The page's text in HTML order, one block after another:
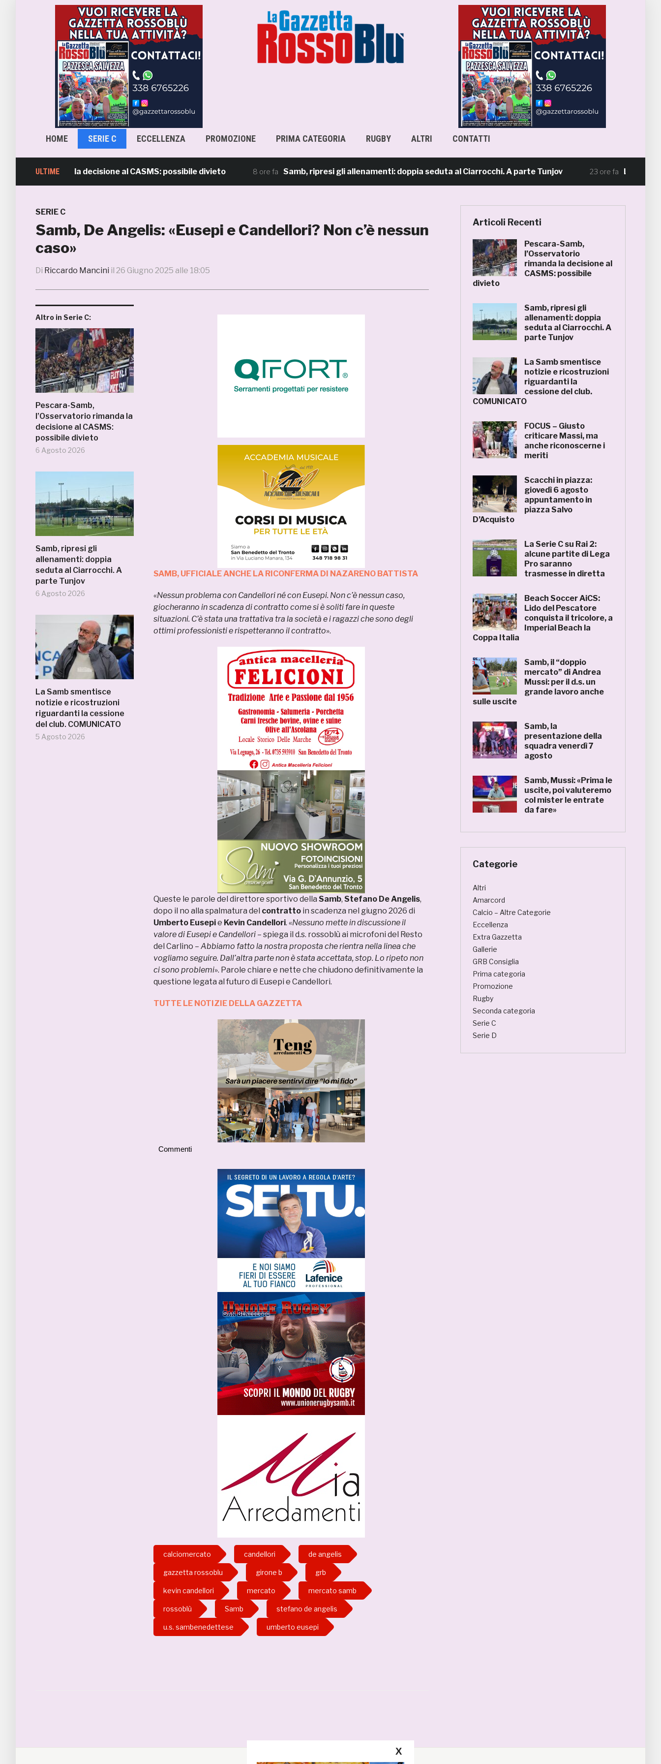
HOME SERIE C ECCELLENZA PROMOZIONE PRIMA CATEGORIA RUGBY ALTRI CONTATTI
ULTIME
rimanda la decisione al CASMS: possibile divieto 8 ore fa Samb, ripresi gli allenamenti: doppia seduta al Ciarrocchi. A parte Tunjov 23 ore fa La Samb
SERIE C
Samb, De Angelis: «Eusepi e Candellori? Non c’è nessun
caso»
Di Riccardo Mancini il 26 Giugno 2025 alle 18:05
Altro in Serie C:
Pescara-Samb,
l’Osservatorio rimanda la
decisione al CASMS:
possibile divieto
6 Agosto 2026
Samb, ripresi gli
allenamenti: doppia
seduta al Ciarrocchi. A
parte Tunjov
6 Agosto 2026
La Samb smentisce
notizie e ricostruzioni
riguardanti la cessione
del club. COMUNICATO
5 Agosto 2026
SAMB, UFFICIALE ANCHE LA RICONFERMA DI NAZARENO BATTISTA
«Nessun problema con Candellori né con Eusepi. Non c’è nessun caso,
giocheranno in scadenza di contratto come si è soliti fare in queste
situazioni. C’è stata una trattativa tra la società e i ragazzi che sono degli
ottimi professionisti e rispetteranno il contratto».
Queste le parole del direttore sportivo della Samb, Stefano DeAngelis,
dopo il no alla spalmatura del contratto in scadenza nel giugno 2026 di
Umberto Eusepie Kevin Candellori. «Nessuno mette in discussione il
valore di Eusepi e Candellori – spiega il d.s. rossoblù ai microfoni del Resto
del Carlino – Abbiamo fatto la nostra proposta che rientra nella linea che
vogliamo seguire. Dall’altra parte non è stata accettata, stop. Lo ripeto non
ci sono problemi». Parole chiare e nette che chiudono definitivamente la
questione legata al futuro di Eusepi e Candellori.
TUTTE LE NOTIZIE DELLA GAZZETTA
Commenti
calciomercato candellori de angelis
gazzetta rossoblu girone b grb
kevin candellori mercato mercato samb
rossoblù Samb stefano de angelis
u.s. sambenedettese umberto eusepi
Articoli Recenti
Pescara-Samb,
l’Osservatorio
rimanda la decisione al
CASMS: possibile
divieto
Samb, ripresi gli
allenamenti: doppia
seduta al Ciarrocchi. A
parte Tunjov
La Samb smentisce
notizie e ricostruzioni
riguardanti la
cessione del club.
COMUNICATO
FOCUS – Giusto
criticare Massi, ma
anche riconoscerne i
meriti
Scacchi in piazza:
giovedì 6 agosto
appuntamento in
piazza Salvo
D’Acquisto
La Serie C su Rai 2:
alcune partite di Lega
Pro saranno
trasmesse in diretta
Beach Soccer AiCS:
Lido del Pescatore
conquista il tricolore, a
Imperial Beach la
Coppa Italia
Samb, il “doppio
mercato” di Andrea
Mussi: per il d.s. un
grande lavoro anche
sulle uscite
Samb, la
presentazione della
squadra venerdì 7
agosto
Samb, Mussi: «Prima le
uscite, poi valuteremo
col mister le entrate
da fare»
Categorie
Altri
Amarcord
Calcio – Altre Categorie
Eccellenza
Extra Gazzetta
Gallerie
GRB Consiglia
Prima categoria
Promozione
Rugby
Seconda categoria
Serie C
Serie D
X